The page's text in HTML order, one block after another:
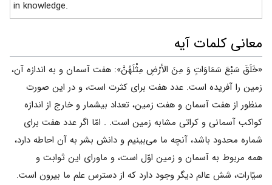
in knowledge.
معانی کلمات آیه
«خَلَقَ سَبْعَ سَمَاوَاتٍ وَ مِنَ الأرْضِ مِثْلَهُنَّ»: هفت آسمان و به اندازه آن،
زمین را آفریده است. عدد هفت برای کثرت است، و در این صورت
منظور از هفت آسمان و هفت زمین، تعداد بیشمار و خارج از اندازه
کواکب آسمانی و کراتی مشابه زمین است. . امّا اگر عدد هفت برای
شماره محدود باشد، آنچه ما می‌بینیم و دانش بشر به آن احاطه دارد،
همه مربوط به آسمان و زمین اوّل است، و ماورای این ثوابت و
سیّارات، شش عالم دیگر وجود دارد که از دسترس علم ما بیرون است.